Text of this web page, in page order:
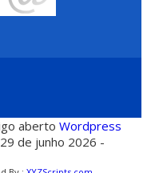
abertoWordpress
de junho 2026 -